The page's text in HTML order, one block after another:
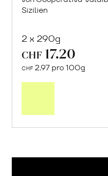
Sizilien
2 x 290g
CHF 17.20
CHF 2.97 pro 100g